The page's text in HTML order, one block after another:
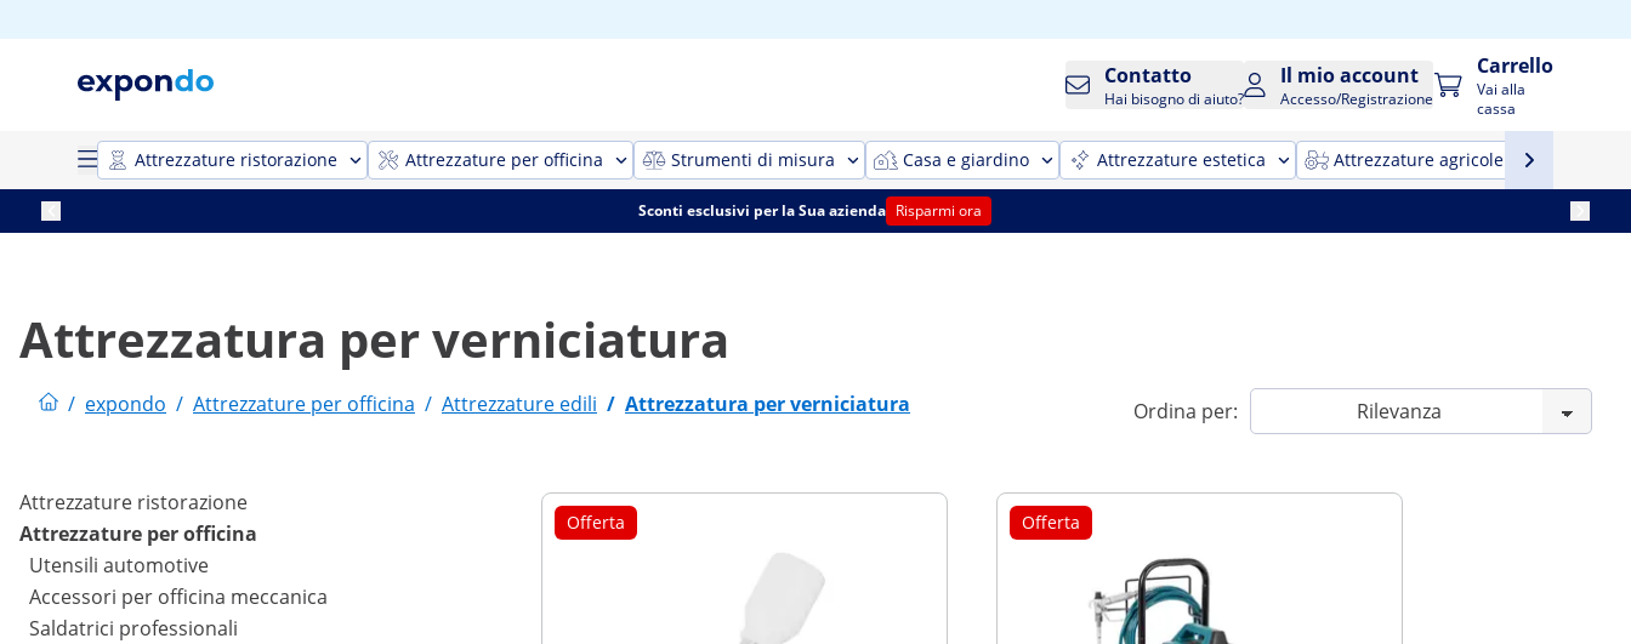
Contatto
Hai bisogno di aiuto?
Il mio account
Accesso/Registrazione
Carrello
Vai alla
cassa
Attrezzature ristorazione Attrezzature per officina Strumenti di misura Casa e giardino Attrezzature estetica Attrezzature agricole
Sconti esclusivi per la Sua azienda Risparmi ora
Attrezzatura per verniciatura
/ expondo / Attrezzature per officina / Attrezzature edili / Attrezzatura per verniciatura Ordina per:
Attrezzature ristorazione
Attrezzature per officina
Utensili automotive
Accessori per officina meccanica
Saldatrici professionali
Offerta Offerta